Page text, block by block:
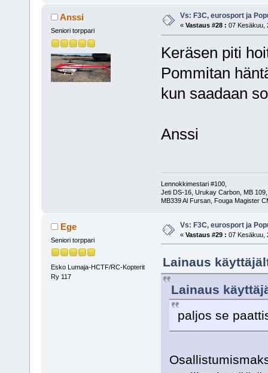
Anssi
Seniori torppari
Vs: F3C, eurosport ja
« Vastaus #28 : 07 Kesäkuu,
Keräsen piti
Pommitan
kun saadaan
Anssi
Lennokkimestari #100,
Jeti DS-16, Urukay Carbon, MB 109,
MB339 Al Fursan, Fouga Magister
Ege
Seniori torppari
Esko Lumaja-HCTF/RC-Kopterit
Ry 117
Vs: F3C, eurosport ja
« Vastaus #29 : 07 Kesäkuu,
Lainaus
Lainaus
paljos se